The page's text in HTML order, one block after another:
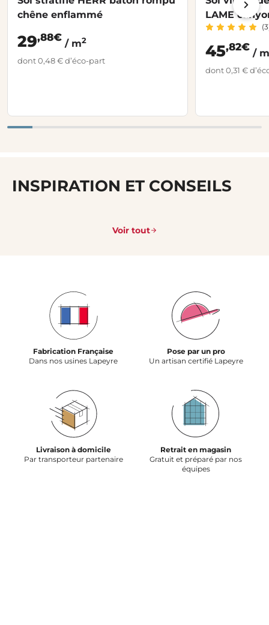
chêne enflammé
29,88€
/ m2
dont 0,48 € d’éco-part
LAME
45,82€
/ m
dont 0,31 €
INSPIRATION ET CONSEILS
Voir tout
Fabrication Française
Dans nos usines Lapeyre
Pose par un pro
Un artisan certifié Lapeyre
Livraison à domicile
Par transporteur partenaire
Retrait en magasin
Gratuit et préparé par nos
équipes